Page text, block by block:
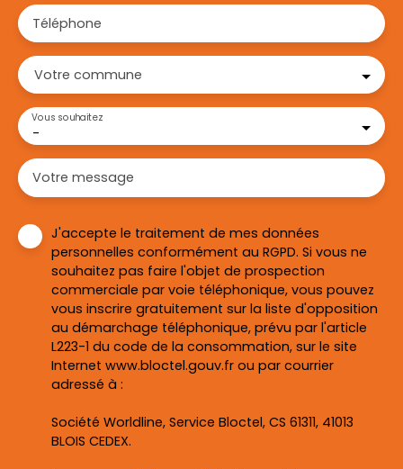
Téléphone
Votre commune
-
Vous souhaitez
Votre message
J'accepte le traitement de mes données
personnelles conformément au RGPD. Si vous ne
souhaitez pas faire l'objet de prospection
commerciale par voie téléphonique, vous pouvez
vous inscrire gratuitement sur la liste d'opposition
au démarchage téléphonique, prévu par l'article
L223-1 du code de la consommation, sur le site
Internet www.bloctel.gouv.fr ou par courrier
adressé à :
Société Worldline, Service Bloctel, CS 61311, 41013
BLOIS CEDEX.